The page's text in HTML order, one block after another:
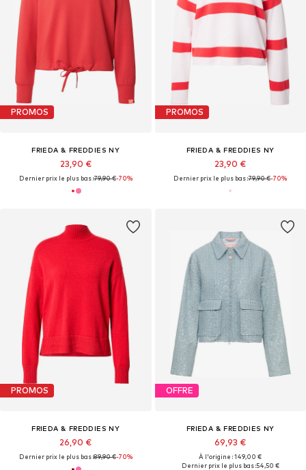
PROMOS
FRIEDA & FREDDIES NY
23,90 €
Dernier prix le plus bas :79,90 €-70%
PROMOS
FRIEDA & FREDDIES NY
23,90 €
Dernier prix le plus bas :79,90 €-70%
PROMOS
FRIEDA & FREDDIES NY
26,90 €
Dernier prix le plus bas :89,90 €-70%
OFFRE
FRIEDA & FREDDIES NY
69,93 €
À l'origine : 149,00 €
Dernier prix le plus bas :54,50 €